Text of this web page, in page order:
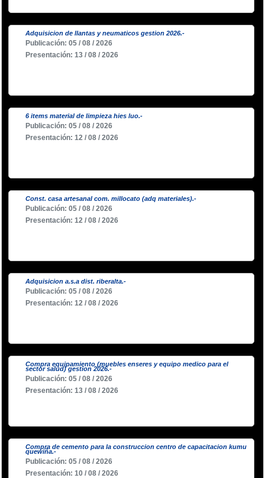
Adquisicion de llantas y neumaticos gestion 2026.-
Publicación: 05 / 08 / 2026
Presentación: 13 / 08 / 2026
6 items material de limpieza hies luo.-
Publicación: 05 / 08 / 2026
Presentación: 12 / 08 / 2026
Const. casa artesanal com. millocato (adq materiales).-
Publicación: 05 / 08 / 2026
Presentación: 12 / 08 / 2026
Adquisicion a.s.a dist. riberalta.-
Publicación: 05 / 08 / 2026
Presentación: 12 / 08 / 2026
Compra equipamiento (muebles enseres y equipo medico para el
sector salud) gestion 2026.-
Publicación: 05 / 08 / 2026
Presentación: 13 / 08 / 2026
Compra de cemento para la construccion centro de capacitacion kumu
quewiña.-
Publicación: 05 / 08 / 2026
Presentación: 10 / 08 / 2026